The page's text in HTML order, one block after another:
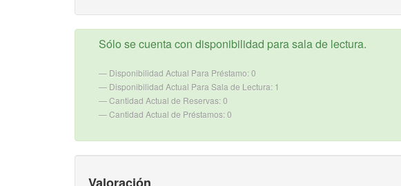
Sólo se cuenta con disponibilidad para sala de lectura.
Disponibilidad Actual Para Préstamo: 0
Disponibilidad Actual Para Sala de Lectura: 1
Cantidad Actual de Reservas: 0
Cantidad Actual de Préstamos: 0